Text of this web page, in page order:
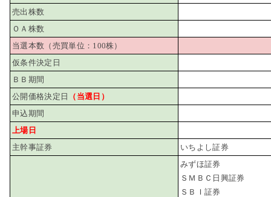
売出株数
ＯＡ株数
当選本数（売買単位：100株）
仮条件決定日
ＢＢ期間
公開価格決定日
（当選日）
申込期間
上場日
主幹事証券
いちよし証券
みずほ証券
ＳＭＢＣ日興証券
ＳＢＩ証券